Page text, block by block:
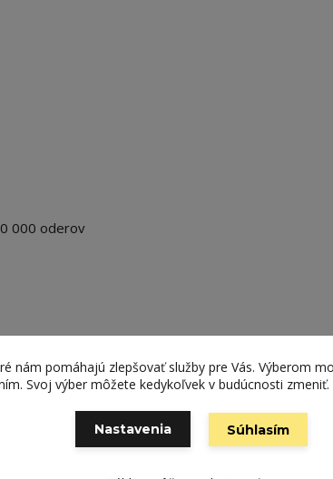
000 oderov
nám pomáhajú zlepšovať služby pre Vás. Výberom
Svoj výber môžete kedykoľvek v budúcnosti
Nastavenia Súhlasím